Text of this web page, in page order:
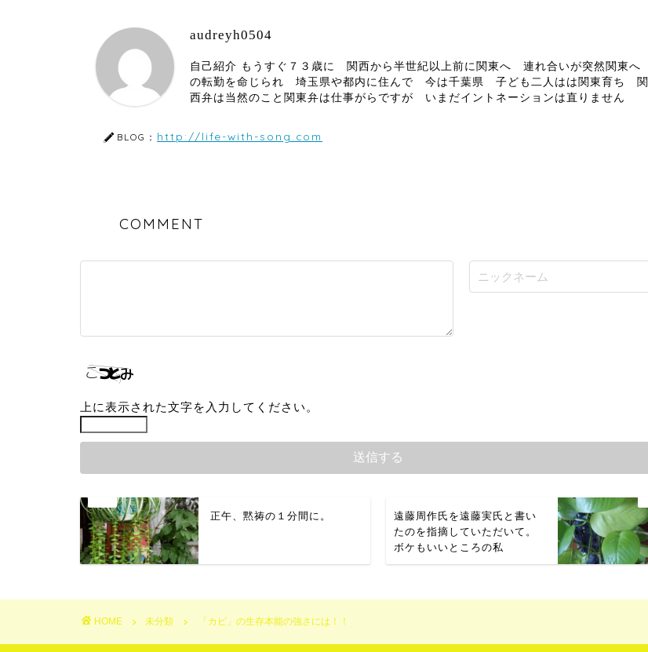
audreyh0504
自己紹介 もうすぐ７３歳に 関西から半世紀以上前に関東へ 連れ合いが突然関東へ
の転勤を命じられ 埼玉県や都内に住んで 今は千葉県 子ども二人はは関東育ち 関
西弁は当然のこと関東弁は仕事がらですが いまだイントネーションは直りません
BLOG： http://life-with-song.com
COMMENT
上に表示された文字を入力してください。
正午、黙祷の１分間に。
遠藤周作氏を遠藤実氏と書い
たのを指摘していただいて。
ボケもいいところの私
HOME 未分類 「カビ」の生存本能の強さには！！